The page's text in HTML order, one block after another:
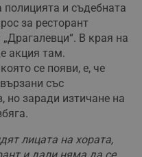
полицията и съдебната
за ресторант
В края на
акция там.
се появи, е, че
със
но заради изтичане на
лицата на хората,